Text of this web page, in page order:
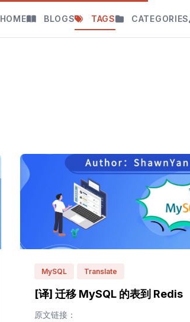
HOME BLOGS TAGS CATEGORIES
MySQL Translate
[译] 迁移 MySQL 的表到 Redis
原文链接：